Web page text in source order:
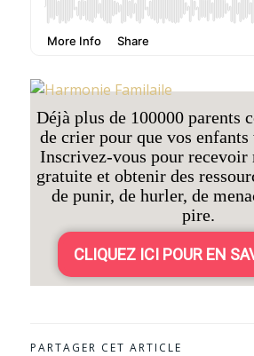
Déjà plus de 100000 parents
de crier pour que vos enfants
Inscrivez-vous pour recevoir
gratuite et obtenir des
de punir, de hurler, de
pire.
CLIQUEZ ICI POUR EN
PARTAGER CET ARTICLE